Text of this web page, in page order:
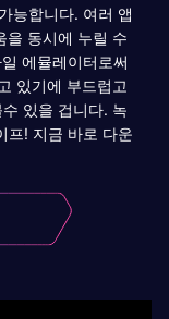
능합니다. 여러 앱
을 동시에 누릴 수
에뮬레이터로써
있기에 부드럽고
있을 겁니다. 녹
프! 지금 바로 다운